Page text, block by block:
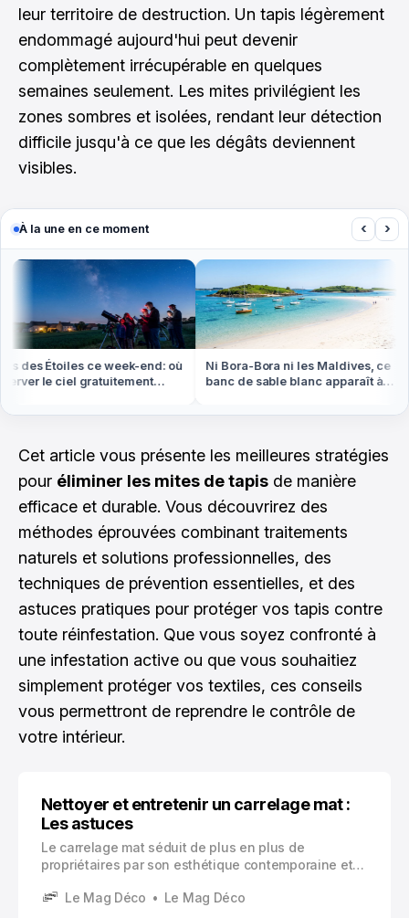
leur territoire de destruction. Un tapis légèrement
endommagé aujourd'hui peut devenir
complètement irrécupérable en quelques
semaines seulement. Les mites privilégient les
zones sombres et isolées, rendant leur détection
difficile jusqu'à ce que les dégâts deviennent
visibles.
À la une en ce moment ‹ ›
des Étoiles ce week-end: où
le ciel gratuitement
Ni Bora-Bora ni les Maldives, ce
banc de sable blanc apparaît à
Cet article vous présente les meilleures stratégies
pour éliminer les mites de tapis de manière
efficace et durable. Vous découvrirez des
méthodes éprouvées combinant traitements
naturels et solutions professionnelles, des
techniques de prévention essentielles, et des
astuces pratiques pour protéger vos tapis contre
toute réinfestation. Que vous soyez confronté à
une infestation active ou que vous souhaitiez
simplement protéger vos textiles, ces conseils
vous permettront de reprendre le contrôle de
votre intérieur.
Nettoyer et entretenir un carrelage mat :
Les astuces
Le carrelage mat séduit de plus en plus de
propriétaires par son esthétique contemporaine et
surfaces brillantes, cette finition ne reflète pas la
Le Mag Déco Le Mag Déco